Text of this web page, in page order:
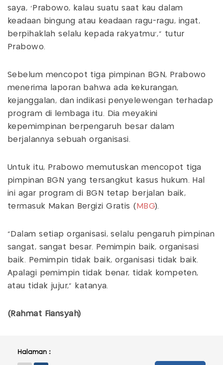
saya, 'Prabowo, kalau suatu saat kau dalam
keadaan bingung atau keadaan ragu-ragu, ingat,
berpihaklah selalu kepada rakyatmu'," tutur
Prabowo.
Sebelum mencopot tiga pimpinan BGN, Prabowo
menerima laporan bahwa ada kekurangan,
kejanggalan, dan indikasi penyelewengan terhadap
program di lembaga itu. Dia meyakini
kepemimpinan berpengaruh besar dalam
berjalannya sebuah organisasi.
Untuk itu, Prabowo memutuskan mencopot tiga
pimpinan BGN yang tersangkut kasus hukum. Hal
ini agar program di BGN tetap berjalan baik,
termasuk Makan Bergizi Gratis ( MBG).
"Dalam setiap organisasi, selalu pengaruh pimpinan
sangat, sangat besar. Pemimpin baik, organisasi
baik. Pemimpin tidak baik, organisasi tidak baik.
Apalagi pemimpin tidak benar, tidak kompeten,
atau tidak jujur," katanya.
(Rahmat Fiansyah)
Halaman :